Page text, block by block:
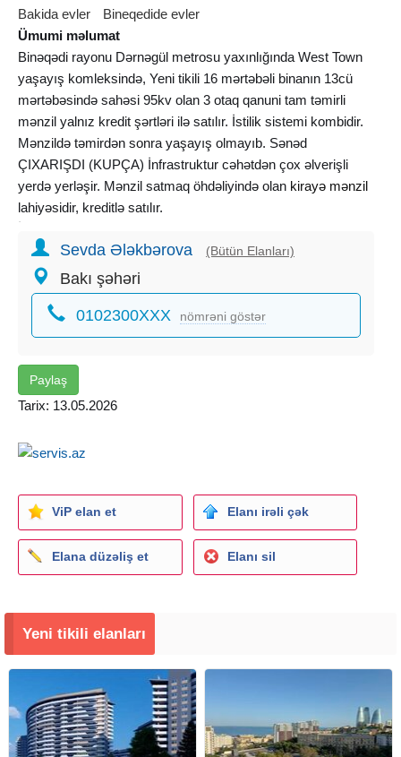
Bakida evler
Bineqedide evler
Ümumi məlumat
Binəqədi rayonu Dərnəgül metrosu yaxınlığında West Town
yaşayış komleksində, Yeni tikili 16 mərtəbəli binanın 13cü
mərtəbəsində sahəsi 95kv olan 3 otaq qanuni tam təmirli
mənzil yalnız kredit şərtləri ilə satılır. İstilik sistemi kombidir.
Mənzildə təmirdən sonra yaşayış olmayıb. Sənəd
ÇIXARIŞDI (KUPÇA) İnfrastruktur cəhətdən çox əlverişli
yerdə yerləşir. Mənzil satmaq öhdəliyində olan kirayə mənzil
lahiyəsidir, kreditlə satılır.
Kredit Müddəti – 24 il
Aylıq ödəniş: 1903 azn
Şərtlər :
1. Yalnız rəsmi gəliri olan şəxslər müraciət edə bilər
2. Kredit tarixcəsi müsbət olmalıdır.
4. Müraciət yaşı min. 59 yaşa"dək OFİSİN XİDMƏT HAQQ
2000
Şəkillər şərti qoyulub
Sevda Ələkbərova (Bütün Elanları)
Bakı şəhəri
0102300XXX nömrəni göstər
Paylaş
Tarix: 13.05.2026
ViP elan et Elanı irəli çək
Elana düzəliş et Elanı sil
Yeni tikili elanları